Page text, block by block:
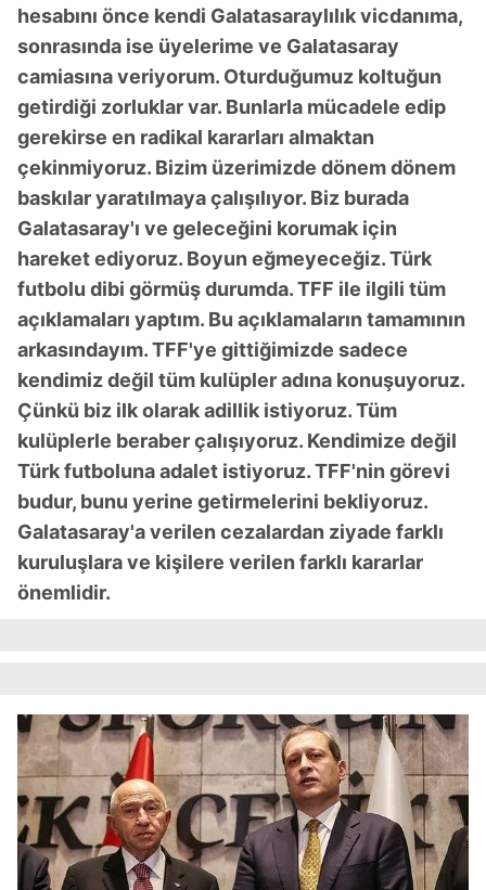
hesabını önce kendi Galatasaraylılık vicdanıma,
sonrasında ise üyelerime ve Galatasaray
camiasına veriyorum. Oturduğumuz koltuğun
getirdiği zorluklar var. Bunlarla mücadele edip
gerekirse en radikal kararları almaktan
çekinmiyoruz. Bizim üzerimizde dönem dönem
baskılar yaratılmaya çalışılıyor. Biz burada
Galatasaray'ı ve geleceğini korumak için
hareket ediyoruz. Boyun eğmeyeceğiz. Türk
futbolu dibi görmüş durumda. TFF ile ilgili tüm
açıklamaları yaptım. Bu açıklamaların tamamının
arkasındayım. TFF'ye gittiğimizde sadece
kendimiz değil tüm kulüpler adına konuşuyoruz.
Çünkü biz ilk olarak adillik istiyoruz. Tüm
kulüplerle beraber çalışıyoruz. Kendimize değil
Türk futboluna adalet istiyoruz. TFF'nin görevi
budur, bunu yerine getirmelerini bekliyoruz.
Galatasaray'a verilen cezalardan ziyade farklı
kuruluşlara ve kişilere verilen farklı kararlar
önemlidir.